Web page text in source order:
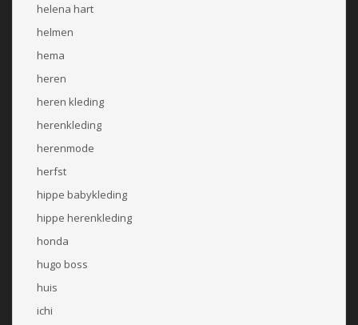
helena hart
helmen
hema
heren
heren kleding
herenkleding
herenmode
herfst
hippe babykleding
hippe herenkleding
honda
hugo boss
huis
ichi